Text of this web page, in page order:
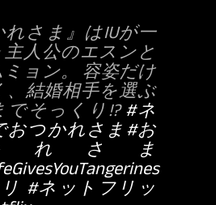
れさま』はIUが一
主人公のエスンと
ョン。 容姿だけ
、結婚相手を選ぶ
でそっくり!?#ネ
おつかれさま#お
れさま
#ネットフリッ